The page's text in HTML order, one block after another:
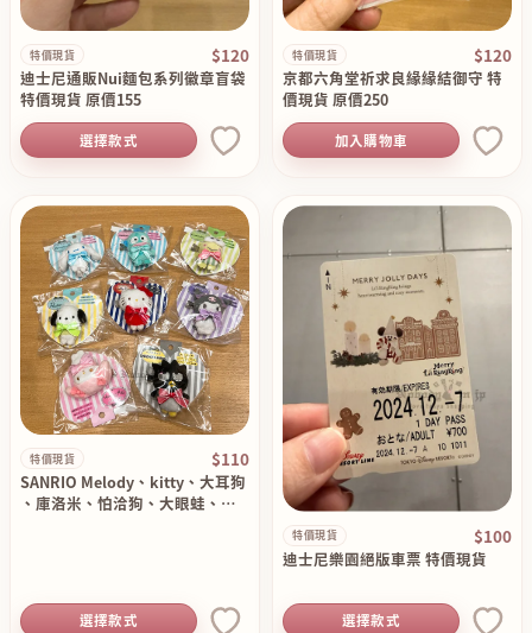
特價現貨 $120
迪士尼通販Nui麵包系列徽章盲袋
特價現貨 原價155
選擇款式
特價現貨 $120
京都六角堂祈求良緣緣結御守 特
價現貨 原價250
加入購物車
特價現貨 $110
SANRIO Melody、kitty、大耳狗
、庫洛米、怕洽狗、大眼蛙、酷
選擇款式
特價現貨 $100
迪士尼樂園絕版車票 特價現貨
選擇款式